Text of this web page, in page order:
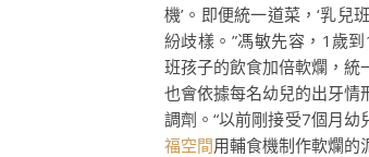
機’。即便統一道菜，‘乳兒
紛歧樣。”馮敏先容，1歲
班孩子的飲食加倍軟爛，統
也會依據每名幼兒的出牙情
調劑。“以前剛接受7個月
福空間用輔食機制作軟爛的